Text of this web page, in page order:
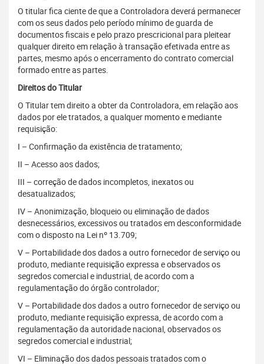
O titular fica ciente de que a Controladora deverá permanecer
com os seus dados pelo período mínimo de guarda de
documentos fiscais e pelo prazo prescricional para pleitear
qualquer direito em relação à transação efetivada entre as
partes, mesmo após o encerramento do contrato comercial
formado entre as partes.
Direitos do Titular
O Titular tem direito a obter da Controladora, em relação aos
dados por ele tratados, a qualquer momento e mediante
requisição:
I – Confirmação da existência de tratamento;
II – Acesso aos dados;
III – correção de dados incompletos, inexatos ou
desatualizados;
IV – Anonimização, bloqueio ou eliminação de dados
desnecessários, excessivos ou tratados em desconformidade
com o disposto na Lei nº 13.709;
V – Portabilidade dos dados a outro fornecedor de serviço ou
produto, mediante requisição expressa e observados os
segredos comercial e industrial, de acordo com a
regulamentação do órgão controlador;
V – Portabilidade dos dados a outro fornecedor de serviço ou
produto, mediante requisição expressa, de acordo com a
regulamentação da autoridade nacional, observados os
segredos comercial e industrial;
VI – Eliminação dos dados pessoais tratados com o